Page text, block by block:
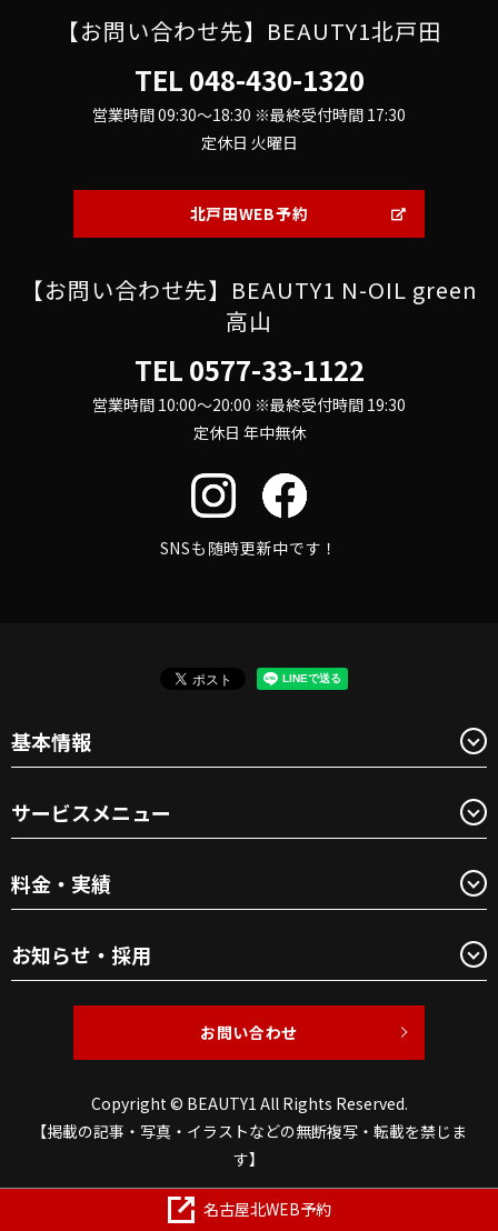
【お問い合わせ先】BEAUTY1北戸田
TEL 048-430-1320
営業時間 09:30～18:30 ※最終受付時間 17:30
定休日 火曜日
北戸田WEB予約
【お問い合わせ先】BEAUTY1 N-OIL green
高山
TEL 0577-33-1122
営業時間 10:00～20:00 ※最終受付時間 19:30
定休日 年中無休
SNSも随時更新中です！
名古屋北WEB予約
基本情報
サービスメニュー
料金・実績
お知らせ・採用
お問い合わせ
Copyright © BEAUTY1 All Rights Reserved.
【掲載の記事・写真・イラストなどの無断複写・転載を禁じま
す】